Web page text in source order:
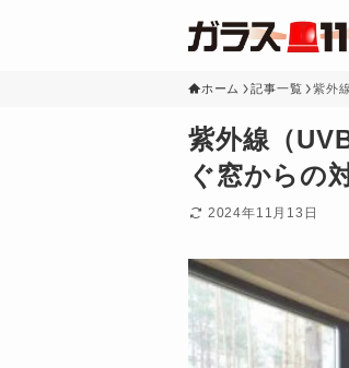
ホーム 記事一覧 紫外
紫外線（
ぐ窓からの
2024年11月13日